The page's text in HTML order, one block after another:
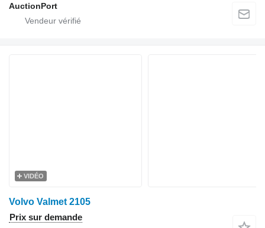
AuctionPort
VIDÉO
Volvo Valmet 2105
Prix sur demande